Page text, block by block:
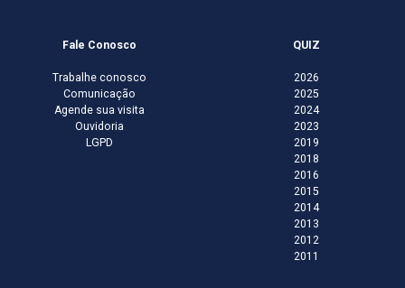
Fale Conosco
Trabalhe conosco
Comunicação
Agende sua visita
Ouvidoria
LGPD
QUIZ
2026
2025
2024
2023
2019
2018
2016
2015
2014
2013
2012
2011